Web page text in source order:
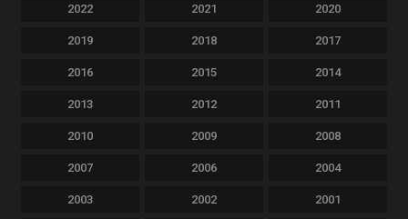
2022 2021 2020
2019 2018 2017
2016 2015 2014
2013 2012 2011
2010 2009 2008
2007 2006 2004
2003 2002 2001